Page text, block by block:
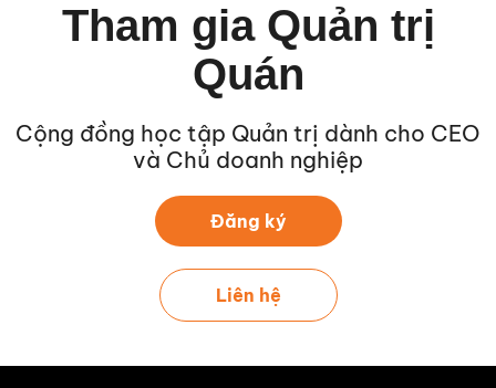
Tham gia Quản trị
Quán
Cộng đồng học tập Quản trị dành cho CEO
và Chủ doanh nghiệp
Đăng ký
Liên hệ